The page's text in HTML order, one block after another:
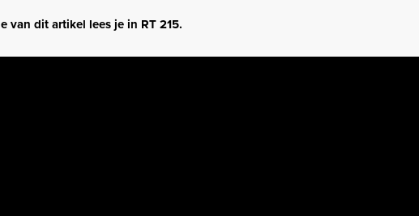
van dit artikel lees je in RT 215.